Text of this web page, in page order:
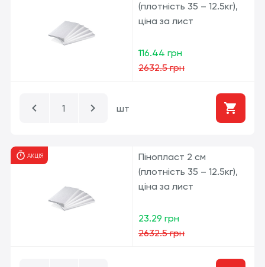
(плотність 35 – 12.5кг),
ціна за лист
116.44 грн
2632.5 грн
шт
АКЦІЯ
Пінопласт 2 см
(плотність 35 – 12.5кг),
ціна за лист
23.29 грн
2632.5 грн